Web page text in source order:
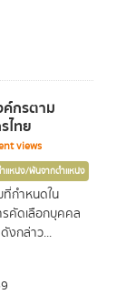
กรตาม
ไทย
views
แหน่ง/พ้นจากตำแหน่ง
ที่กำหนดใน
คัดเลือกบุคคล
งกล่าว...